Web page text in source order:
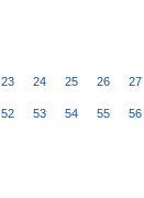
23 24 25 26 27
52 53 54 55 56